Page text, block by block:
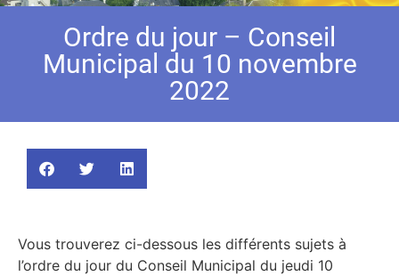
Ordre du jour – Conseil
Municipal du 10 novembre
2022
Vous trouverez ci-dessous les différents sujets à
l’ordre du jour du Conseil Municipal du jeudi 10